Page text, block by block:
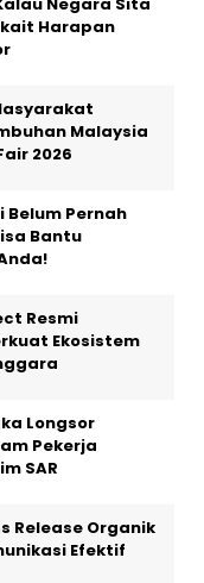
Harapan
Malaysia
2026
Pernah
Bantu
Resmi
Ekosistem
Longsor
Pekerja
SAR
Release Organik
Efektif